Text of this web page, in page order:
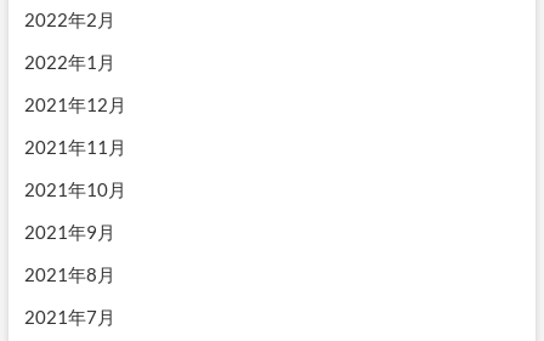
2022年2月
2022年1月
2021年12月
2021年11月
2021年10月
2021年9月
2021年8月
2021年7月